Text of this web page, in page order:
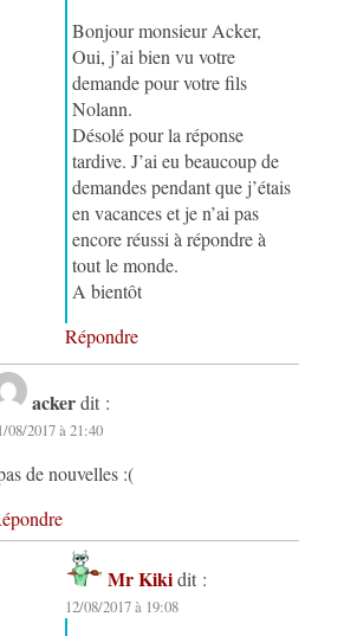
Bonjour monsieur Acker,
Oui, j’ai bien vu votre
demande pour votre fils
Nolann.
Désolé pour la réponse
tardive. J’ai eu beaucoup de
demandes pendant que j’étais
en vacances et je n’ai pas
encore réussi à répondre à
tout le monde.
A bientôt
Répondre
acker dit :
08/2017 à 21:40
de nouvelles :(
Mr Kiki dit :
12/08/2017 à 19:08